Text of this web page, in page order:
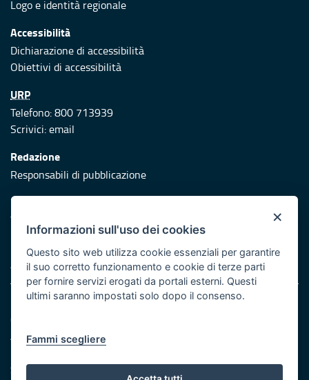
Logo e identità regionale
Accessibilità
Dichiarazione di accessibilità
Obiettivi di accessibilità
URP
Telefono: 800 713939
Scrivici:email
Redazione
Responsabili di pubblicazione
Protezione civile
Vai al sito di Protezione Civile Puglia
Iniziativa finanziata con risorse del POR Puglia 2014/2020 -
Asse XI
Note legali
Cookie e privacy
Atti di notifica
Servizi Intranet
×
Informazioni sull'uso dei cookies
Questo sito web utilizza cookie essenziali per garantire
il suo corretto funzionamento e cookie di terze parti
per fornire servizi erogati da portali esterni. Questi
ultimi saranno impostati solo dopo il consenso.
Fammi scegliere